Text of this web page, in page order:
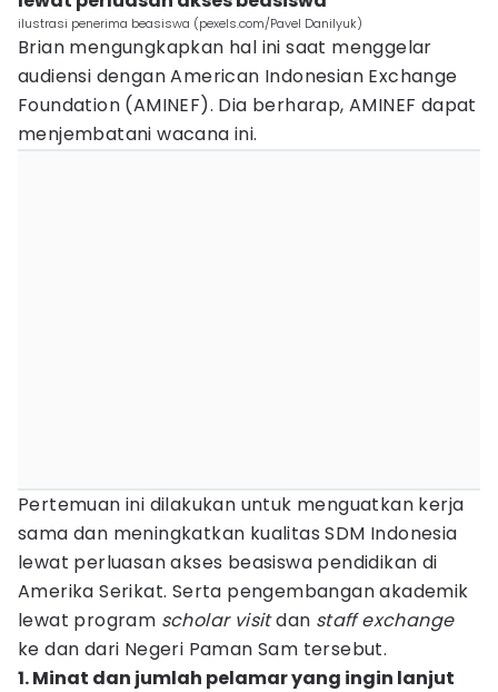
ilustrasi penerima beasiswa (pexels.com/Pavel Danilyuk)
Brian mengungkapkan hal ini saat menggelar
audiensi dengan American Indonesian Exchange
Foundation (AMINEF). Dia berharap, AMINEF dapat
menjembatani wacana ini.
Pertemuan ini dilakukan untuk menguatkan kerja
sama dan meningkatkan kualitas SDM Indonesia
lewat perluasan akses beasiswa pendidikan di
Amerika Serikat. Serta pengembangan akademik
lewat program scholar visitdan staff exchange
ke dan dari Negeri Paman Sam tersebut.
1. Minat dan jumlah pelamar yang ingin lanjut